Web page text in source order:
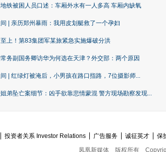
铁被困人员口述：车厢外水有一人多高 车厢内缺氧
| 亲历郑州暴雨：我用皮划艇救了一个孕妇
上！第83集团军某旅紧急实施爆破分洪
务副国务卿访华为何选在天津？外交部：两个原因
| 红绿灯被淹后，小男孩在路口指路，7位摄影师...
弟坠亡案细节：凶手欲靠悲情蒙混 警方现场勘察发现...
投资者关系 Investor Relations 广告服务 诚征英才 保
凤凰新媒体
版权所有